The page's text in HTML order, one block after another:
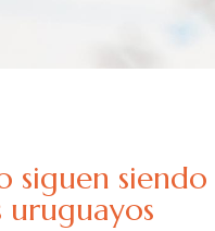
siguen
uruguayos